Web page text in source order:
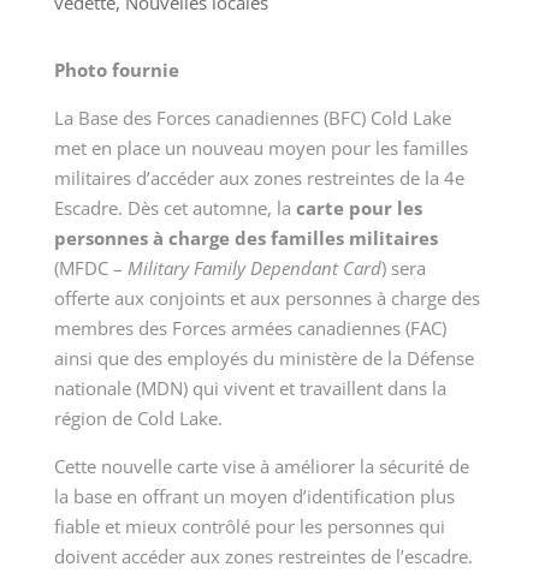
Photo fournie
La Base des Forces canadiennes (BFC) Cold Lake
met en place un nouveau moyen pour les familles
militaires d’accéder aux zones restreintes de la 4e
Escadre. Dès cet automne, la carte pour les
personnes à charge des familles militaires
(MFDC – Military Family Dependant Card) sera
offerte aux conjoints et aux personnes à charge des
membres des Forces armées canadiennes (FAC)
ainsi que des employés du ministère de la Défense
nationale (MDN) qui vivent et travaillent dans la
région de Cold Lake.
Cette nouvelle carte vise à améliorer la sécurité de
la base en offrant un moyen d’identification plus
fiable et mieux contrôlé pour les personnes qui
doivent accéder aux zones restreintes de l’escadre.